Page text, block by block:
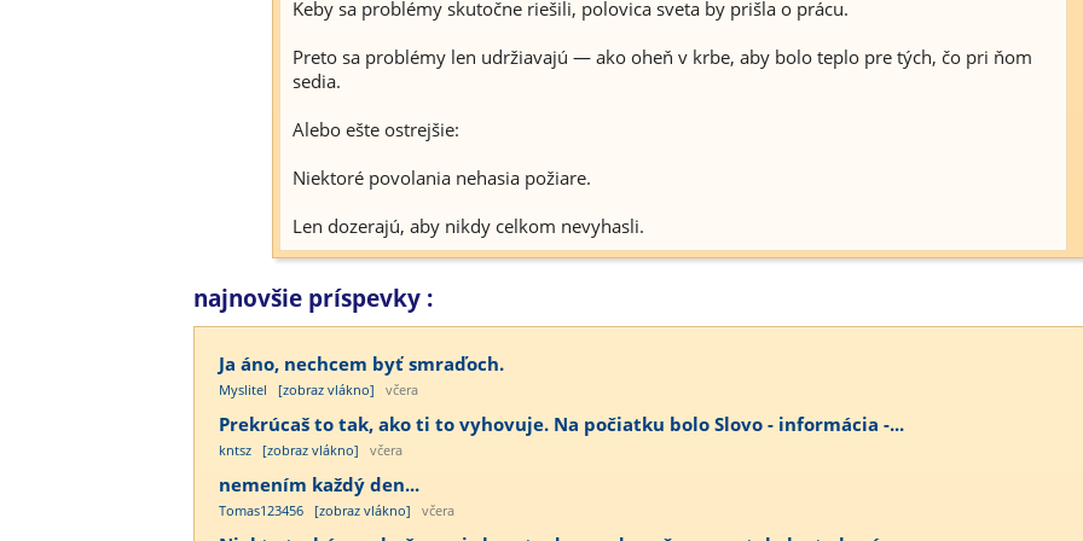
Keby sa problémy skutočne riešili, polovica sveta by prišla o prácu.
Preto sa problémy len udržiavajú — ako oheň v krbe, aby bolo teplo pre tých, čo pri ňom
sedia.
Alebo ešte ostrejšie:
Niektoré povolania nehasia požiare.
Len dozerajú, aby nikdy celkom nevyhasli.
najnovšie príspevky :
Ja áno, nechcem byť smraďoch.
Myslitel [zobraz vlákno] včera
Prekrúcaš to tak, ako ti to vyhovuje. Na počiatku bolo Slovo - informácia -...
kntsz [zobraz vlákno] včera
nemením každý den...
Tomas123456 [zobraz vlákno] včera